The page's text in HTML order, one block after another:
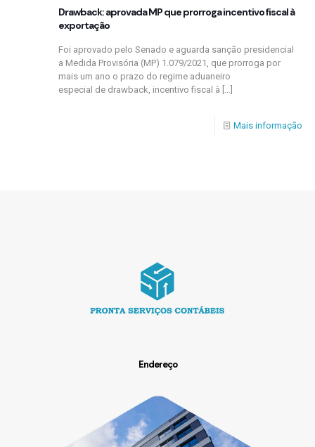
Drawback: aprovada MP que prorroga incentivo fiscal à
exportação
Foi aprovado pelo Senado e aguarda sanção presidencial
a Medida Provisória (MP) 1.079/2021, que prorroga por
mais um ano o prazo do regime aduaneiro
especial de drawback, incentivo fiscal à
Mais informação
Endereço